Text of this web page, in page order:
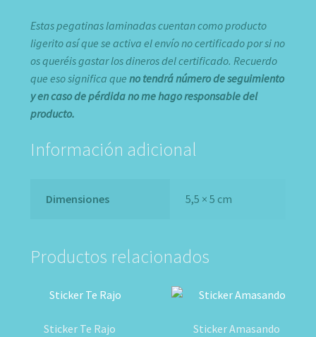
Estas pegatinas laminadas cuentan como producto
ligerito así que se activa el envío no certificado por si no
os queréis gastar los dineros del certificado. Recuerdo
que eso significa que no tendrá número de seguimiento
y en caso de pérdida no me hago responsable del
producto.
Información adicional
Dimensiones 5,5 × 5 cm
Productos relacionados
Sticker Te Rajo
Sticker Amasando